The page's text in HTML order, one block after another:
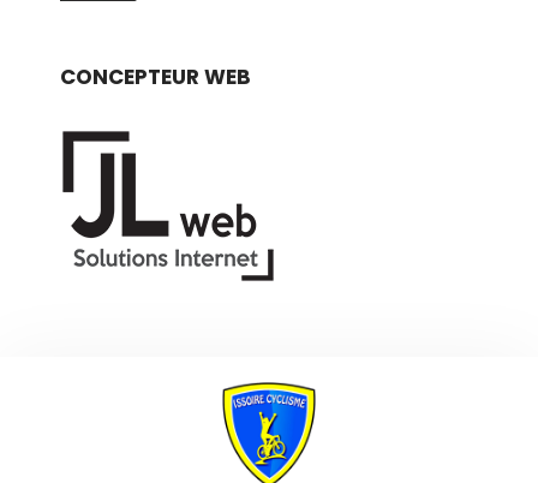
CONCEPTEUR WEB